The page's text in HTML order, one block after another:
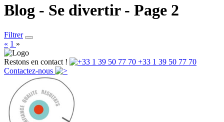
Blog - Se divertir - Page 2
Filtrer
« 1 »
Restons en contact !
+33 1 39 50 77 70
Contactez-nous